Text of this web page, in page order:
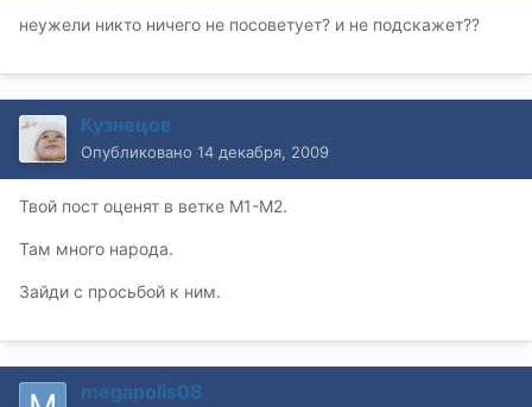
неужели никто ничего не посоветует? и не подскажет??
Кузнецов
Опубликовано 14 декабря, 2009
Твой пост оценят в ветке М1-М2.
Там много народа.
Зайди с просьбой к ним.
megapolis08